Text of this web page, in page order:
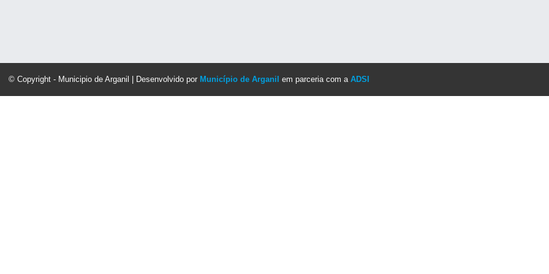
© Copyright - Municipio de Arganil | Desenvolvido por Município de Arganil em parceria com a ADSI